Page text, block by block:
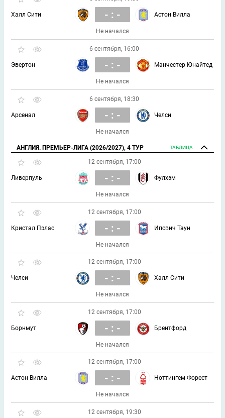
Халл Сити - : - Астон Вилла
Не начался
6 сентября, 16:00
Эвертон - : - Манчестер Юнайтед
Не начался
6 сентября, 18:30
Арсенал - : - Челси
Не начался
АНГЛИЯ. ПРЕМЬЕР-ЛИГА (2026/2027), 4 ТУР ТАБЛИЦА
12 сентября, 17:00
Ливерпуль - : - Фулхэм
Не начался
12 сентября, 17:00
Кристал Пэлас - : - Ипсвич Таун
Не начался
12 сентября, 17:00
Челси - : - Халл Сити
Не начался
12 сентября, 17:00
Борнмут - : - Брентфорд
Не начался
12 сентября, 17:00
Астон Вилла - : - Ноттингем Форест
Не начался
12 сентября, 19:30